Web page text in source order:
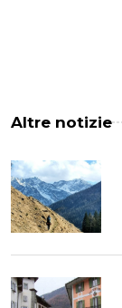
Altre notizie